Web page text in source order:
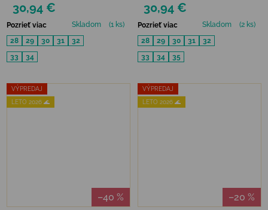
30,94 €
Pozrieť viac Skladom
(1 ks)
28
29 30 31
32
33
34
30,94 €
Pozrieť viac Skladom
(2 ks)
28
29 30 31
32
33
34 35
VÝPREDAJ
LETO 2026 🌊
–40 %
VÝPREDAJ
LETO 2026 🌊
–20 %